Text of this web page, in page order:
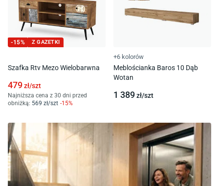
-15% Z GAZETKI
Szafka Rtv Mezo Wielobarwna
479zł/szt
Najniższa cena z 30 dni przed
obniżką: 569 zł/szt -15%
+6 kolorów
Meblościanka Baros 10 Dąb
Wotan
1 389zł/szt